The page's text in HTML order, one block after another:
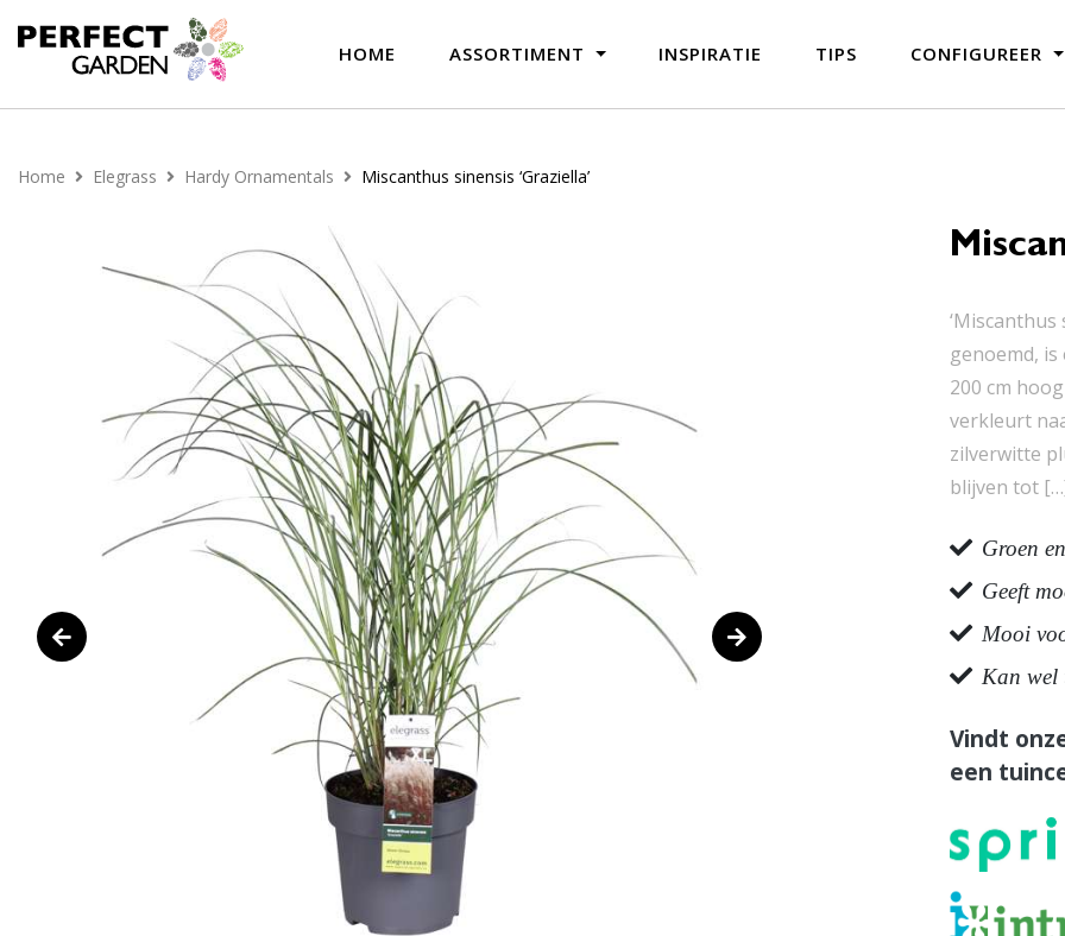
HOME ASSORTIMENT INSPIRATIE TIPS CONFIGUREER
Home Elegrass Hardy Ornamentals Miscanthus sinensis ‘Graziella’
genoemd,
200 cm
verkleurt
zilverwitte
blijven tot
Groen
Geeft
Mooi
Kan wel
Vindt
een